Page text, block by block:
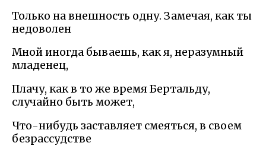
Только на внешность одну. Замечая, как ты
недоволен
Мной иногда бываешь, как я, неразумный
младенец,
Плачу, как в то же время Бертальду,
случайно быть может,
Что-нибудь заставляет смеяться, в своем
безрассудстве